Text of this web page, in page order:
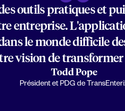
outils pratiques et
entreprise.
le monde difficile
vision de
Todd Pope
Président et PDG de